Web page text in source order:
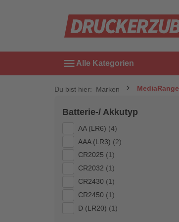
menu Alle Kategorien
Du bist hier: Marken MediaRange
Batterie-/ Akkutyp
AA (LR6) (4)
AAA (LR3) (2)
CR2025 (1)
CR2032 (1)
CR2430 (1)
CR2450 (1)
D (LR20) (1)